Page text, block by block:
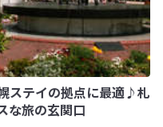
ステイの拠点に最適♪札
な旅の玄関口